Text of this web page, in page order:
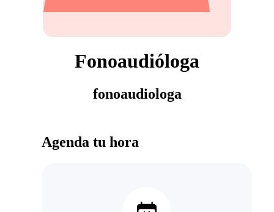
Fonoaudióloga
fonoaudiologa
Agenda tu hora